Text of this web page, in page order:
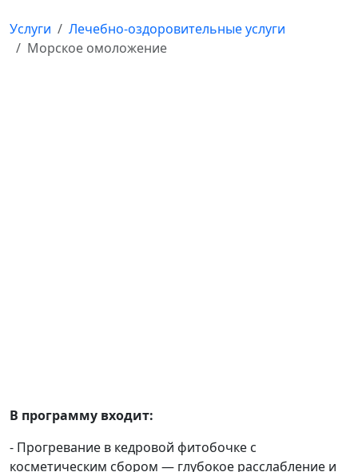
Услуги
Лечебно-оздоровительные услуги
Морское омоложение
В программу входит:
- Прогревание в кедровой фитобочке с
косметическим сбором — глубокое расслабление и